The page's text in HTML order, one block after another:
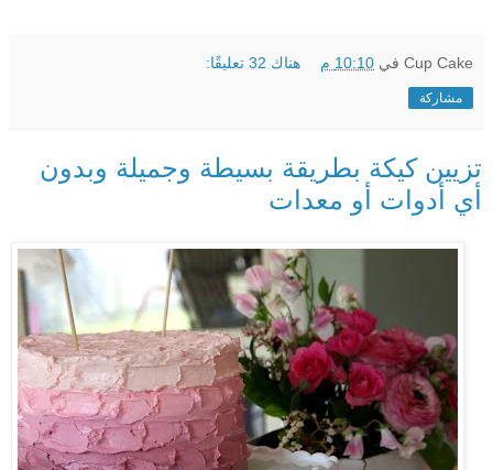
Cup Cake في 10:10 م هناك 32 تعليقًا:
مشاركة
تزيين كيكة بطريقة بسيطة وجميلة وبدون
أي أدوات أو معدات